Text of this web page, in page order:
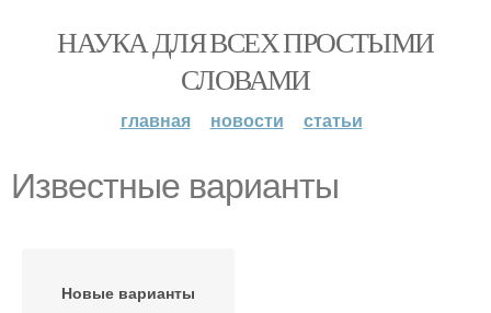
НАУКА ДЛЯ ВСЕХ ПРОСТЫМИ
СЛОВАМИ
главная новости статьи
Известные варианты
Новые варианты